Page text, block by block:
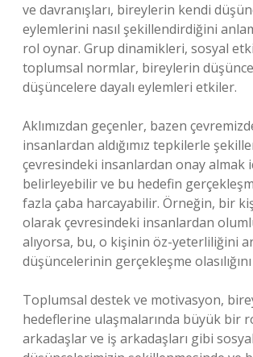
ve davranışları, bireylerin kendi
eylemlerini nasıl şekillendirdiğini
rol oynar. Grup dinamikleri, sosyal
toplumsal normlar, bireylerin
düşüncelere dayalı eylemleri etkiler.
Aklımızdan geçenler, bazen
insanlardan aldığımız tepkilerle
çevresindeki insanlardan onay almak
belirleyebilir ve bu hedefin
fazla çaba harcayabilir. Örneğin, bir
olarak çevresindeki insanlardan
alıyorsa, bu, o kişinin öz-yeterliliğini
düşüncelerinin gerçekleşme
Toplumsal destek ve motivasyon,
hedeflerine ulaşmalarında büyük bir
arkadaşlar ve iş arkadaşları gibi